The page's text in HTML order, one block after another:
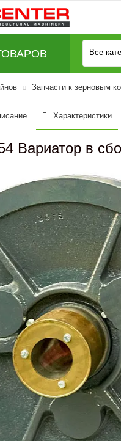
Все
Запчасти к зерновым
Характеристики
Вариатор в